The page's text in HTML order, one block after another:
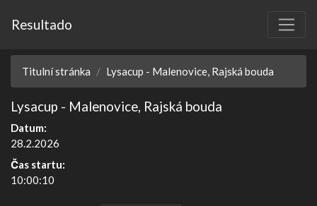
Resultado
Titulní stránka Lysacup - Malenovice, Rajská bouda
Lysacup - Malenovice, Rajská bouda
Datum:
28.2.2026
Čas startu:
10:00:10